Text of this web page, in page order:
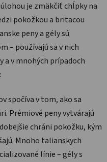
je zmäkčiť chĺpky na
pokožkou a britacou
peny a gély sú
– používajú sa v nich
a v mnohých prípadoch
spočíva v tom, ako sa
Prémiové peny vytvárajú
chráni pokožku, kým
Mnoho talianskych
línie – gély s